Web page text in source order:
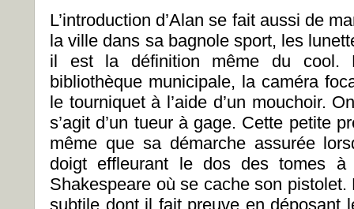
L’introduction d’Alan se fait aussi de
la ville dans sa bagnole sport, les
il est la définition même du cool.
bibliothèque municipale, la caméra
le tourniquet à l’aide d’un mouchoir.
s’agit d’un tueur à gage. Cette petite
même que sa démarche assurée
doigt effleurant le dos des tomes
Shakespeare où se cache son
subtile dont il fait preuve en déposant